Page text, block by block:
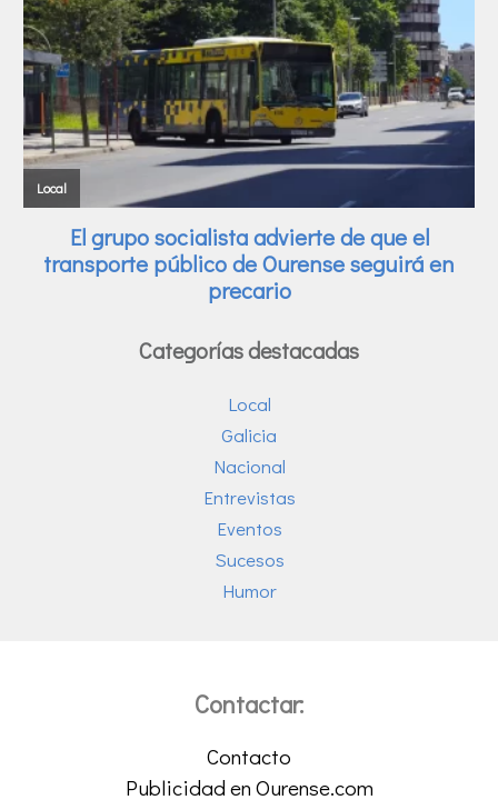
Categorías destacadas
Local
Galicia
Nacional
Entrevistas
Eventos
Sucesos
Humor
Contactar:
Contacto
Publicidad en Ourense.com